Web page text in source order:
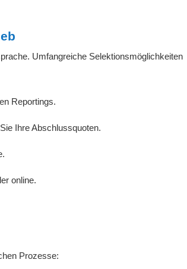
Umfangreiche Selektionsmöglichkeiten
Reportings.
Ihre Abschlussquoten.
online.
Prozesse: